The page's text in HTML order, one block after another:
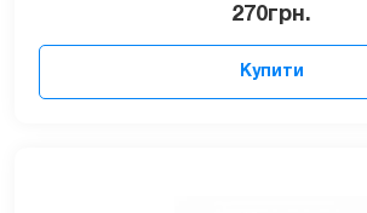
270грн.
Купити